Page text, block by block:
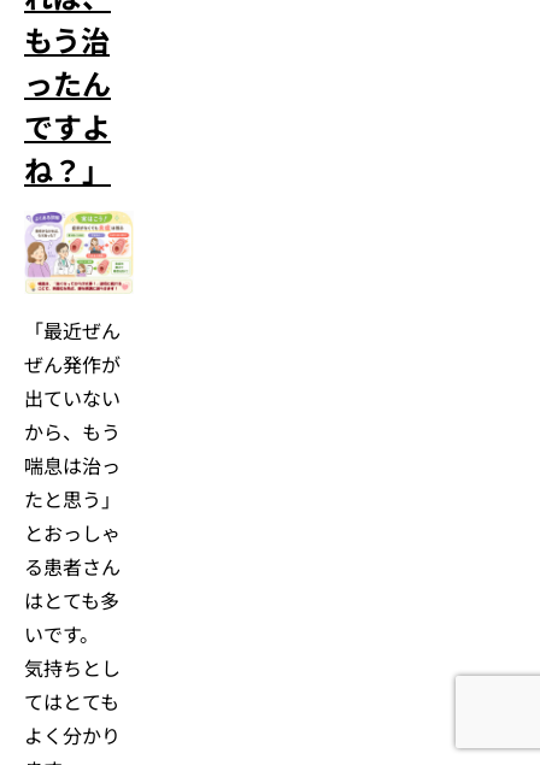
もう治
ったん
ですよ
ね？」
「最近ぜん
ぜん発作が
出ていない
から、もう
喘息は治っ
たと思う」
とおっしゃ
る患者さん
はとても多
いです。
気持ちとし
てはとても
よく分かり